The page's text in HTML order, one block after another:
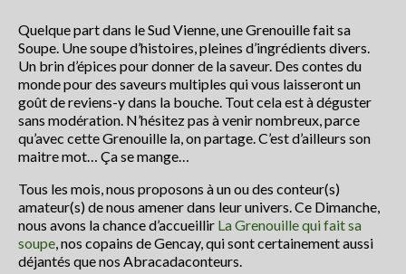
Conteurs et artistes
Le festival conte en fête : Histoire
Partenaires
Rétrospective
Programme du festival off 2020
programme2019
programme 2018
Quelque part dans le Sud Vienne, une Grenouille fait sa
Soupe. Une soupe d’histoires, pleines d’ingrédients divers.
Un brin d’épices pour donner de la saveur. Des contes du
monde pour des saveurs multiples qui vous laisseront un
goût de reviens-y dans la bouche. Tout cela est à déguster
sans modération. N’hésitez pas à venir nombreux, parce
qu’avec cette Grenouille la, on partage. C’est d’ailleurs son
maitre mot… Ça se mange…
Tous les mois, nous proposons à un ou des conteur(s)
amateur(s) de nous amener dans leur univers. Ce Dimanche,
nous avons la chance d’accueillir La Grenouille qui fait sa
soupe, nos copains de Gencay, qui sont certainement aussi
déjantés que nos Abracadaconteurs.